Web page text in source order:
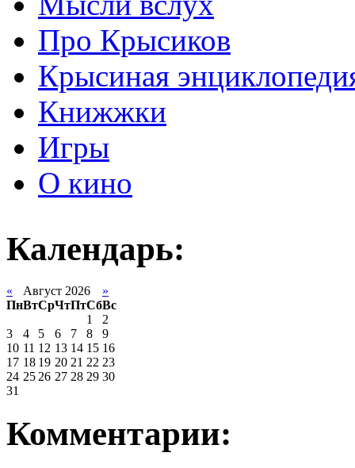
Про Крысиков
Крысиная
Книжжки
Игры
О кино
Календарь:
« Август 2026
»
ПнВтСрЧтПтСбВс
1
2
3
4 5 6 7 8
9
10 11 12 13 14 15 16
17 18 19 20 21 22 23
24 25 26 27 28 29 30
31
Комментарии: